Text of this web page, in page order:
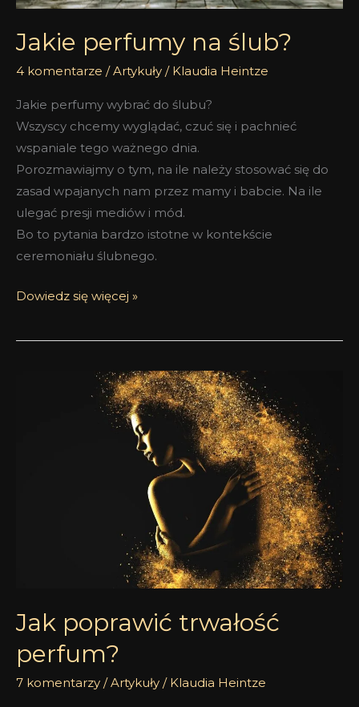
Jakie perfumy na ślub?
4 komentarze /Artykuły / Klaudia Heintze
Jakie perfumy wybrać do ślubu?
Wszyscy chcemy wyglądać, czuć się i pachnieć
wspaniale tego ważnego dnia.
Porozmawiajmy o tym, na ile należy stosować się do
zasad wpajanych nam przez mamy i babcie. Na ile
ulegać presji mediów i mód.
Bo to pytania bardzo istotne w kontekście
ceremoniału ślubnego.
Dowiedz się więcej »
Jak poprawić trwałość
perfum?
7 komentarzy /Artykuły / Klaudia Heintze